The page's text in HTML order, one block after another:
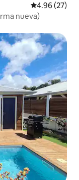
Calificación
4.96 (27)
(reforma nueva)